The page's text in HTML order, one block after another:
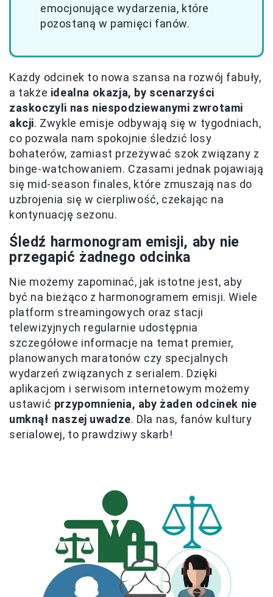
emocjonujące wydarzenia, które
pozostaną w pamięci fanów.
Każdy odcinek to nowa szansa na rozwój fabuły,
a także idealna okazja, by scenarzyści
zaskoczyli nas niespodziewanymi zwrotami
akcji. Zwykle emisje odbywają się w tygodniach,
co pozwala nam spokojnie śledzić losy
bohaterów, zamiast przeżywać szok związany z
binge-watchowaniem. Czasami jednak pojawiają
się mid-season finales, które zmuszają nas do
uzbrojenia się w cierpliwość, czekając na
kontynuację sezonu.
Śledź harmonogram emisji, aby nie
przegapić żadnego odcinka
Nie możemy zapominać, jak istotne jest, aby
być na bieżąco z harmonogramem emisji. Wiele
platform streamingowych oraz stacji
telewizyjnych regularnie udostępnia
szczegółowe informacje na temat premier,
planowanych maratonów czy specjalnych
wydarzeń związanych z serialem. Dzięki
aplikacjom i serwisom internetowym możemy
ustawić przypomnienia, aby żaden odcinek nie
umknął naszej uwadze. Dla nas, fanów kultury
serialowej, to prawdziwy skarb!